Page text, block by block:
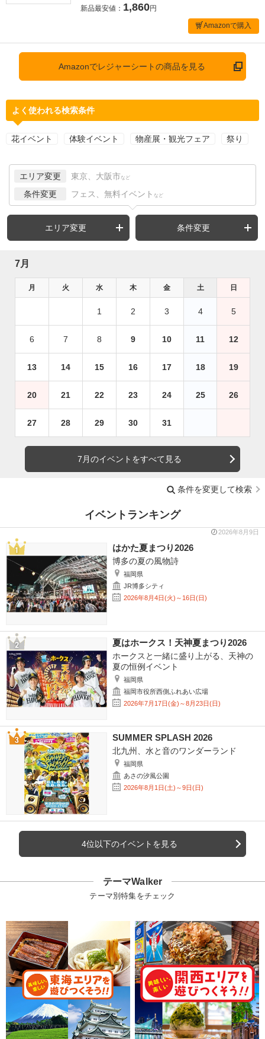
新品最安値： 1,860円
Amazonで購入
Amazonでレジャーシートの商品を見る
よく使われる検索条件
花イベント 体験イベント 物産展・観光フェア 祭り
エリア変更 東京、大阪市 など
条件変更 フェス、無料イベント など
エリア変更 条件変更
7月
月 火 水 木 金 土 日
1 2 3 4 5
6 7 8 9 10 11 12
13 14 15 16 17 18 19
20 21 22 23 24 25 26
27 28 29 30 31
7月のイベントをすべて見る
条件を変更して検索
イベントランキング
2026年8月9日
はかた夏まつり2026
博多の夏の風物詩
福岡県
JR博多シティ
2026年8月4日(火)～16日(日)
夏はホークス！天神夏まつり2026
ホークスと一緒に盛り上がる、天神の
夏の恒例イベント
福岡県
福岡市役所西側ふれあい広場
2026年7月17日(金)～8月23日(日)
SUMMER SPLASH 2026
北九州、水と音のワンダーランド
福岡県
あさの汐風公園
2026年8月1日(土)～9日(日)
4位以下のイベントを見る
テーマWalker
テーマ別特集をチェック